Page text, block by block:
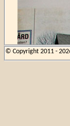
© Copyright 2011 -